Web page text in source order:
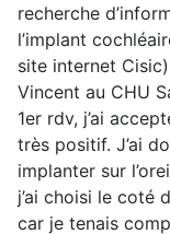
recherche
l’implant
site internet
Vincent au CHU
1er rdv, j’ai
très positif. J’ai
implanter sur
j’ai choisi le coté
car je tenais